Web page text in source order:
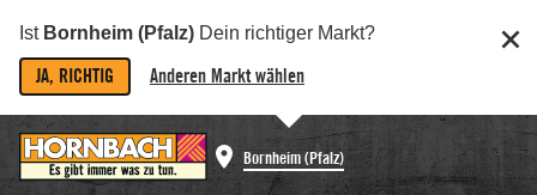
Ist Bornheim (Pfalz) Dein richtiger Markt?
JA, RICHTIG Anderen Markt wählen
Bornheim (Pfalz)